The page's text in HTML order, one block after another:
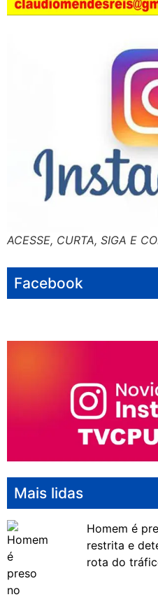
ACESSE, CURTA, SIGA E
Facebook
Mais lidas
Homem é
restrita e
rota do